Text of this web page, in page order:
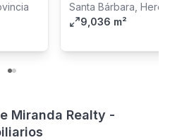
Santa Bárbara,
9,036 m²
Miranda Realty -